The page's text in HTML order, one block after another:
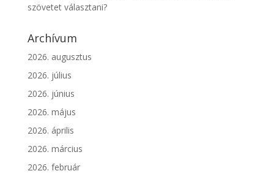
szövetet választani?
Archívum
2026. augusztus
2026. július
2026. június
2026. május
2026. április
2026. március
2026. február